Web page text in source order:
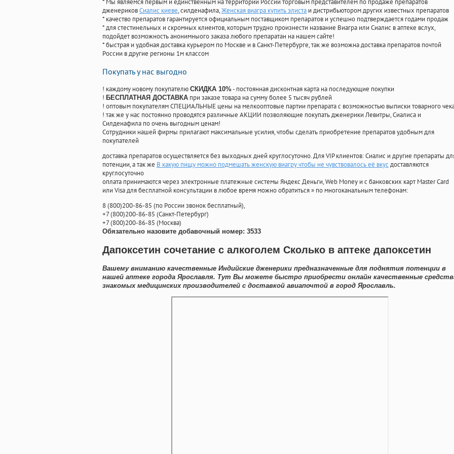
* Мы являемся первым и единственным на территории России торговым представителем по продаже препаратов
дженериковСиалис киеве, силденафила,Женская виагра купить элиста и дистрибьютором других известных препаратов
* качество препаратов гарантируется официальным поставщиком препаратов и успешно подтверждается годами продаж
* для стестинельных и скромных клиентов, которым трудно произнести название Виагра или Сиалис в аптеке вслух,
подойдет возможность анонимныого заказа любого препаратан на нашем сайте!
* быстрая и удобная доставка курьером по Москве и в Санкт-Петербурге, так же возможна доставка препаратов почтой
России в другие регионы 1м классом
Покупать у нас выгодно
! каждому новому покупателю СКИДКА 10%- постоянная дисконтная карта на последующие покупки
! БЕСПЛАТНАЯ ДОСТАВКА при заказе товара на сумму более 5 тысяч рублей
! оптовым покупателям СПЕЦИАЛЬНЫЕ цены на мелкооптовые партии препарата с возможностью выписки товарного
! так же у нас постоянно проводятся различные АКЦИИ позволяющие покупать дженерики Левитры, Сиалиса и
Силденафила по очень выгодным ценам!
Cотрудники нашей фирмы прилагают максимальные усилия, чтобы сделать приобретение препаратов удобным для
покупателей
доставка препаратов осуществляется без выходных дней круглосуточно. Для VIP клиентов: Сиалис и другие препараты
потенции, а так же В какую пищу можно подмешать женскую виагру чтобы не чувствовалось её вкусдоставляются
круглосуточно
оплата принимаются через электронные платежные системы Яндекс Деньги, Web Money и с банковских карт Master Card
или Visa для бесплатной консультации в любое время можно обратиться» по многоканальным телефонам:
8(800)200-86-85 (по России звонок бесплатный),
+7(800)200-86-85 (Санкт-Петербург)
+7(800)200-86-85 (Москва)
Обязательно назовите добавочный номер: 3533
Дапоксетин сочетание с алкоголем Сколько в аптеке дапоксетин
Вашему вниманию качественные Индийские дженерики предназначенные для поднятия потенции в
нашей аптеке города Ярославля. Тут Вы можете быстро приобрести онлайн качественные
знакомых медицинских производителей с доставкой авиапочтой в город Ярославль.